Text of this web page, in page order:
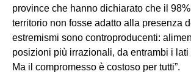
province che hanno dichiarato che il
territorio non fosse adatto alla presenza
estremismi sono controproducenti:
posizioni più irrazionali, da entrambi i lati
Ma il compromesso è costoso per tutti”.